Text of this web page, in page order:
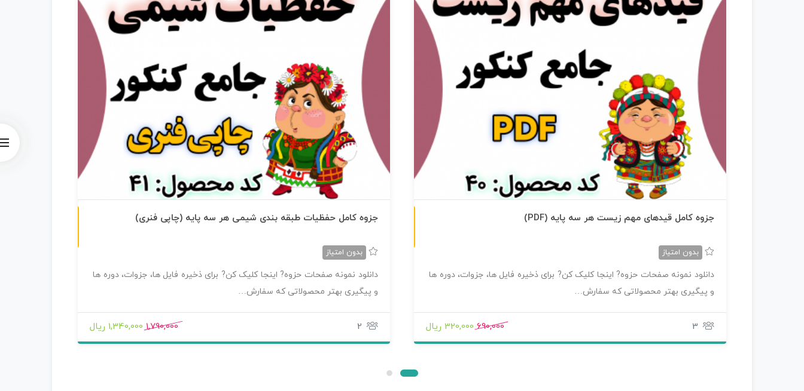
جزوه کامل قیدهای مهم زیست هر سه پایه (PDF)
بدون امتیاز
دانلود نمونه صفحات حزوه? اینجا کلیک کن? برای ذخیره فایل ها، جزوات، دوره ها
و پیگیری بهتر محصولاتی که سفارش…
3
690,000 320,000 ریال
جزوه کامل حفظیات طبقه بندی شیمی هر سه پایه (چاپی فنری)
بدون امتیاز
دانلود نمونه صفحات حزوه? اینجا کلیک کن? برای ذخیره فایل ها، جزوات، دوره ها
و پیگیری بهتر محصولاتی که سفارش…
2
1,790,000 1,340,000 ریال